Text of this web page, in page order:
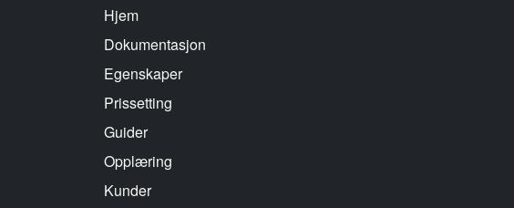
Hjem
Dokumentasjon
Egenskaper
Prissetting
Guider
Opplæring
Kunder